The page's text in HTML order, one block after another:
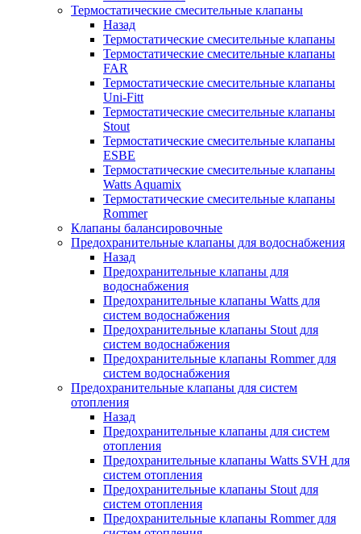
Термостатические смесительные клапаны
Назад
Термостатические смесительные клапаны
Термостатические смесительные клапаны
FAR
Термостатические смесительные клапаны
Uni-Fitt
Термостатические смесительные клапаны
Stout
Термостатические смесительные клапаны
ESBE
Термостатические смесительные клапаны
Watts Aquamix
Термостатические смесительные клапаны
Rommer
Клапаны балансировочные
Предохранительные клапаны для водоснабжения
Назад
Предохранительные клапаны для
водоснабжения
Предохранительные клапаны Watts для
систем водоснабжения
Предохранительные клапаны Stout для
систем водоснабжения
Предохранительные клапаны Rommer для
систем водоснабжения
Предохранительные клапаны для систем
отопления
Назад
Предохранительные клапаны для систем
отопления
Предохранительные клапаны Watts SVH для
систем отопления
Предохранительные клапаны Stout для
систем отопления
Предохранительные клапаны Rommer для